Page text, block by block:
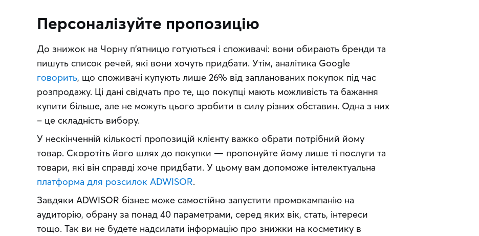
Персоналізуйте пропозицію
До знижок на Чорну п’ятницю готуються і споживачі: вони обирають бренди та
говорить, що споживачі купують лише 26% від запланованих покупок під час
розпродажу. Ці дані свідчать про те, що покупці мають можливість та бажання
купити більше, але не можуть цього зробити в силу різних обставин. Одна з них
– це складність вибору.
У нескінченній кількості пропозицій клієнту важко обрати потрібний йому
товар. Скоротіть його шлях до покупки — пропонуйте йому лише ті послуги та
платформа для розсилок ADWISOR.
Завдяки ADWISOR бізнес може самостійно запустити промокампанію на
аудиторію, обрану за понад 40 параметрами, серед яких вік, стать, інтереси
тощо. Так ви не будете надсилати інформацію про знижки на косметику в